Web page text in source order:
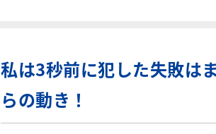
私は3秒前に犯した失敗は
らの動き！